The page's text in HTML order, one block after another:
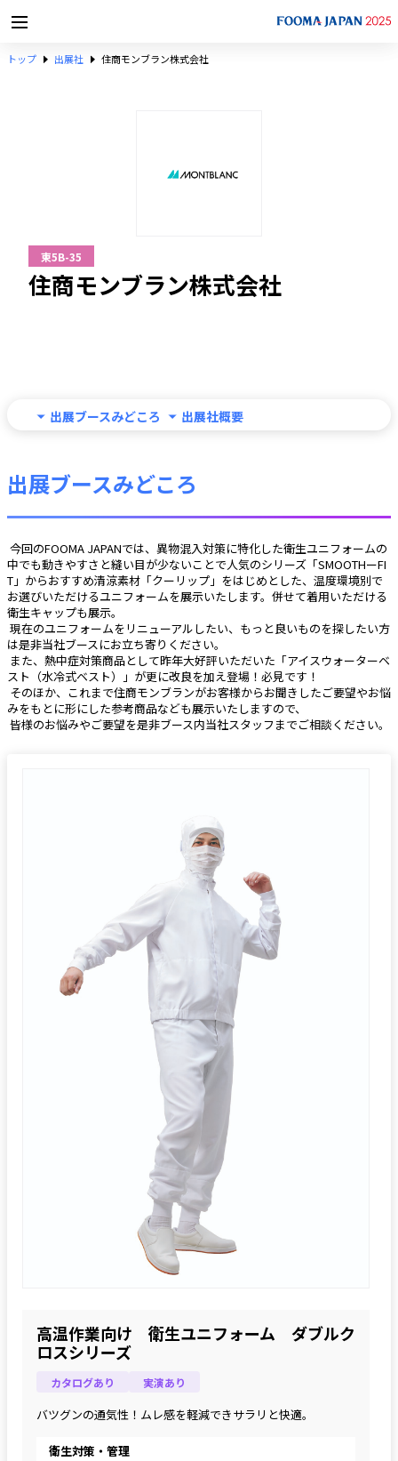
トップ 出展社 住商モンブラン株式会社
東5B-35
住商モンブラン株式会社
出展ブースみどころ 出展社概要
出展ブースみどころ
中でも動きやすさと縫い目が少ないことで人気のシリーズ「SMOOTHーFI
T」からおすすめ清涼素材「クーリップ」をはじめとした、温度環境別で
お選びいただけるユニフォームを展示いたします。併せて着用いただける
衛生キャップも展示。
は是非当社ブースにお立ち寄りください。
スト（水冷式ベスト）」が更に改良を加え登場！必見です！
みをもとに形にした参考商品なども展示いたしますので、
高温作業向け 衛生ユニフォーム ダブルク
ロスシリーズ
カタログあり 実演あり
バツグンの通気性！ムレ感を軽減できサラリと快適。
衛生対策・管理